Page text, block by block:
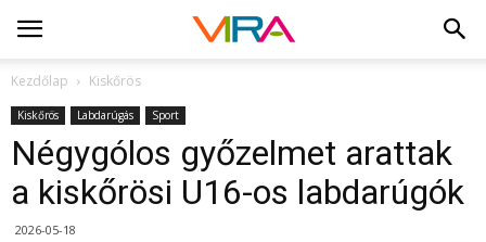
Kezdőlap Kiskőrös
Kiskőrös Labdarúgás Sport
Négygólos győzelmet arattak
a kiskőrösi U16-os labdarúgók
2026-05-18